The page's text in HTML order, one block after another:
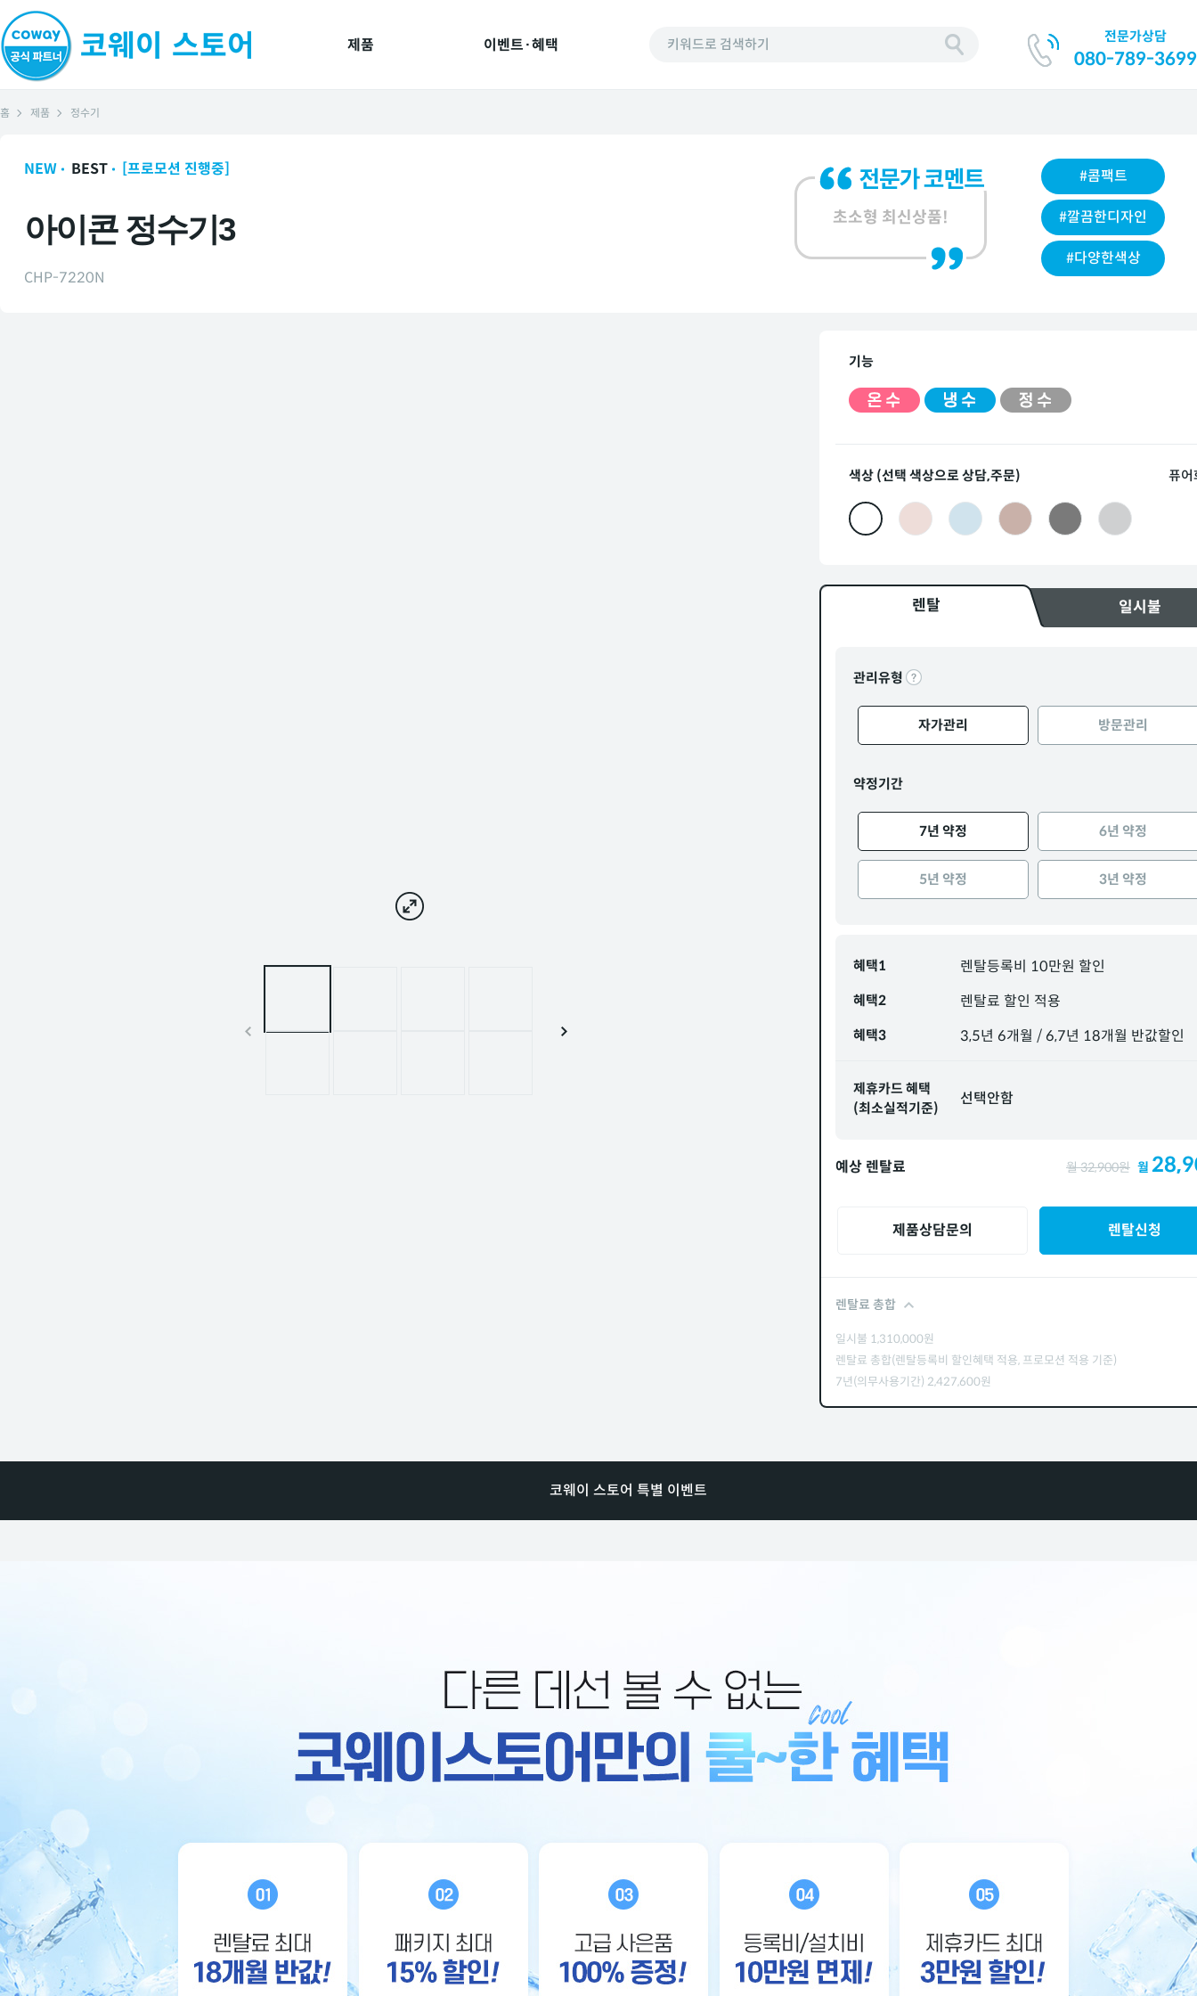
제품 이벤트·혜택 키워드로 검색하기 전문가상담
080-789-3699
홈 제품 정수기
NEW BEST [프로모션 진행중]
아이콘 정수기3
CHP-7220N
초소형 최신상품!
#콤팩트
#깔끔한디자인
#다양한색상
기능
색상 (선택 색상으로 상담,주문) 퓨어
렌탈 일시불
관리유형
자가관리 방문관리
약정기간
7년 약정 6년 약정
5년 약정 3년 약정
혜택1 렌탈등록비 10만원 할인
혜택2 렌탈료 할인 적용
혜택3 3,5년 6개월 / 6,7년 18개월 반값할인
제휴카드 혜택
(최소실적기준)
선택안함
예상 렌탈료 월32,900원 월
제품상담문의 렌탈신청
렌탈료 총합
일시불 1,310,000원
렌탈료 총합(렌탈등록비 할인혜택 적용, 프로모션 적용 기준)
7년(의무사용기간) 2,427,600원
코웨이 스토어 특별 이벤트